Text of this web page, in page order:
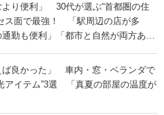
より便利」 30代が選ぶ“首都圏の住
ス面で最強！ 「駅周辺の店が多
勤も便利」「都市と自然が両方ある
ば良かった」 車内・窓・ベランダで
アイテム”3選 「真夏の部屋の温度が